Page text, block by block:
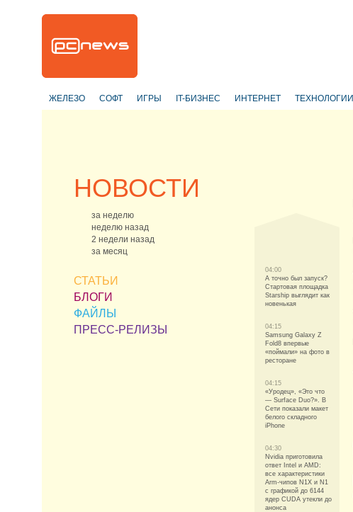
ЖЕЛЕЗО СОФТ ИГРЫ IT-БИЗНЕС ИНТЕРНЕТ ТЕХНОЛОГИИ
НОВОСТИ
за неделю
неделю назад
2 недели назад
за месяц
СТАТЬИ
БЛОГИ
ФАЙЛЫ
ПРЕСС-РЕЛИЗЫ
04:00
А точно был запуск?
Стартовая площадка
Starship выглядит как
новенькая
04:15
Samsung Galaxy Z
Fold8 впервые
«поймали» на фото в
ресторане
04:15
«Уродец», «Это что
— Surface Duo?». В
Сети показали макет
белого складного
iPhone
04:30
Nvidia приготовила
ответ Intel и AMD:
все характеристики
Arm-чипов N1X и N1
с графикой до 6144
ядер CUDA утекли до
анонса